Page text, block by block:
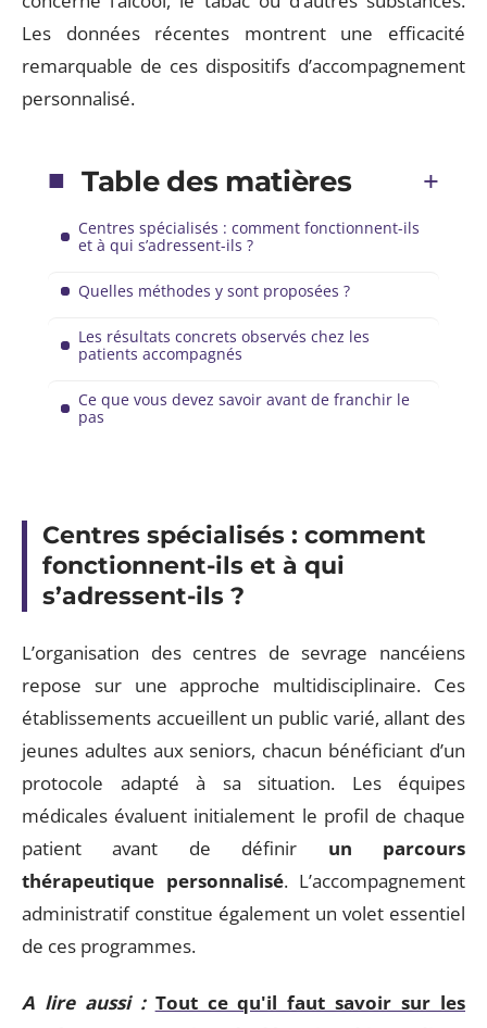
Les données récentes montrent une efficacité
remarquable de ces dispositifs d’accompagnement
personnalisé.
Table des matières
Centres spécialisés : comment fonctionnent-ils
et à qui s’adressent-ils ?
Quelles méthodes y sont proposées ?
Les résultats concrets observés chez les
patients accompagnés
Ce que vous devez savoir avant de franchir le
pas
Centres spécialisés : comment
fonctionnent-ils et à qui
s’adressent-ils ?
L’organisation des centres de sevrage nancéiens
repose sur une approche multidisciplinaire. Ces
établissements accueillent un public varié, allant des
jeunes adultes aux seniors, chacun bénéficiant d’un
protocole adapté à sa situation. Les équipes
médicales évaluent initialement le profil de chaque
patient avant de définir un parcours
thérapeutique personnalisé. L’accompagnement
administratif constitue également un volet essentiel
de ces programmes.
A lire aussi : Tout ce qu'il faut savoir sur les